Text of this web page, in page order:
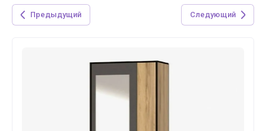
Предыдущий Следующий